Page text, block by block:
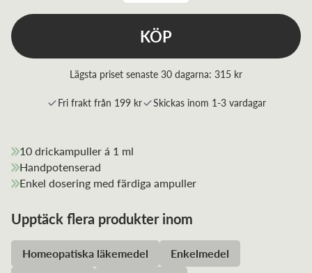
KÖP
Lägsta priset senaste 30 dagarna: 315 kr
Fri frakt från 199 kr Skickas inom 1-3 vardagar
10 drickampuller á 1 ml
Handpotenserad
Enkel dosering med färdiga ampuller
Upptäck flera produkter inom
Homeopatiska läkemedel
Enkelmedel